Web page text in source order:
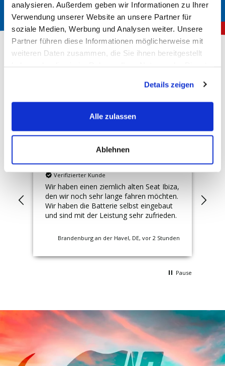
analysieren. Außerdem geben wir Informationen zu Ihrer
Verwendung unserer Website an unsere Partner für
soziale Medien, Werbung und Analysen weiter. Unsere
Partner führen diese Informationen möglicherweise mit
weiteren Daten zusammen, die Sie ihnen bereitgestellt
Details zeigen
Alle zulassen
Ablehnen
Über 150.000 zufriedene Kunden
Hervorragend 4,78 Rating
10.148 Bewertungen
Gabriele
Verifizierter Kunde
Wir haben einen ziemlich alten Seat Ibiza,
den wir noch sehr lange fahren möchten.
Wir haben die Batterie selbst eingebaut
und sind mit der Leistung sehr zufrieden.
Brandenburg an der Havel, DE, vor 2 Stunden
Pause